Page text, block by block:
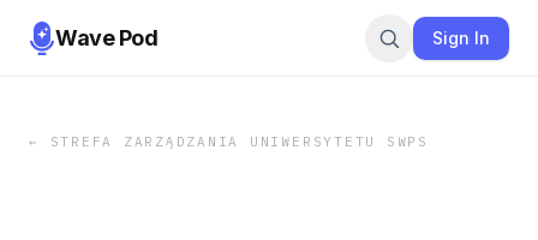
Wave Pod Sign In
← STREFA ZARZĄDZANIA UNIWERSYTETU SWPS